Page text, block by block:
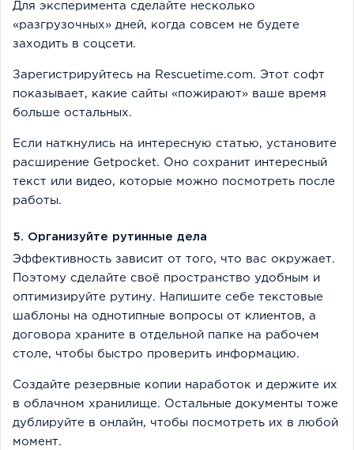
Для эксперимента сделайте несколько
«разгрузочных» дней, когда совсем не будете
заходить в соцсети.
Зарегистрируйтесь на Rescuetime.com. Этот софт
показывает, какие сайты «пожирают» ваше время
больше остальных.
Если наткнулись на интересную статью, установите
расширение Getpocket. Оно сохранит интересный
текст или видео, которые можно посмотреть после
работы.
5. Организуйте рутинные дела
Эффективность зависит от того, что вас окружает.
Поэтому сделайте своё пространство удобным и
оптимизируйте рутину. Напишите себе текстовые
шаблоны на однотипные вопросы от клиентов, а
договора храните в отдельной папке на рабочем
столе, чтобы быстро проверить информацию.
Создайте резервные копии наработок и держите их
в облачном хранилище. Остальные документы тоже
дублируйте в онлайн, чтобы посмотреть их в любой
момент.